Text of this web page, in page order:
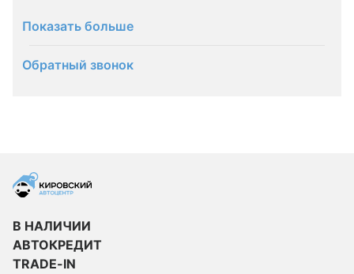
Показать больше
Обратный звонок
В НАЛИЧИИ
АВТОКРЕДИТ
TRADE-IN